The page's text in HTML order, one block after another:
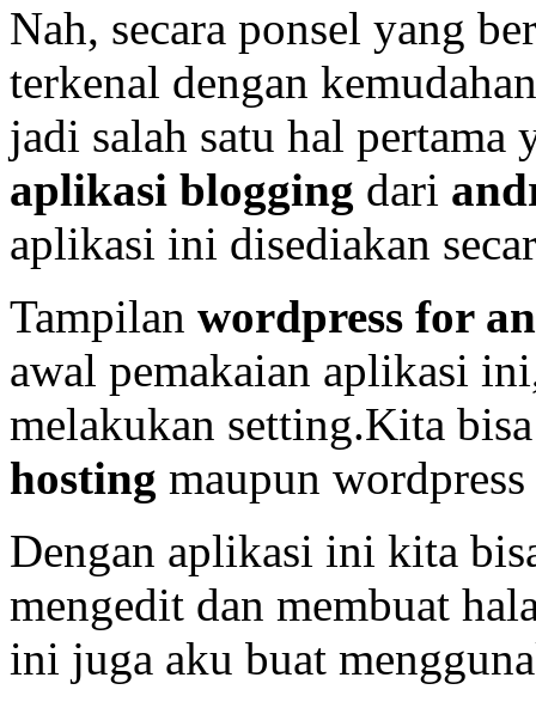
Nah, secara ponsel yang
terkenal dengan
jadi salah satu hal pertama
aplikasi blogging dari
aplikasi ini disediakan
Tampilan wordpress for
awal pemakaian aplikasi
melakukan setting.Kita
hosting maupun
Dengan aplikasi ini kita
mengedit dan membuat
ini juga aku buat